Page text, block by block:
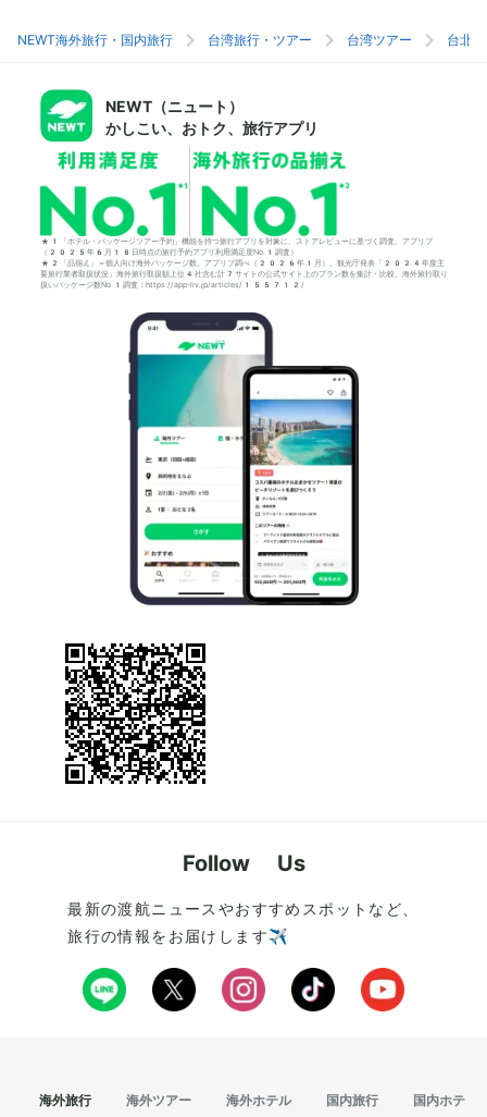
NEWT海外旅行・国内旅行 台湾旅行・ツアー 台湾ツアー 台北
NEWT（ニュート）
かしこい、おトク、旅行アプリ
*1「ホテル・パッケージツアー予約」機能を持つ旅行アプリを対象に、ストアレビューに基づく調査。アプリブ
（2025年6月18日時点の旅行予約アプリ利用満足度No.1調査）
*2「品揃え」＝個人向け海外パッケージ数。アプリブ調べ（2026年1月）。観光庁発表「2024年度主
要旅行業者取扱状況」海外旅行取扱額上位4社含む計7サイトの公式サイト上のプラン数を集計・比較。海外旅行取り
扱いパッケージ数No.1調査：https://app-liv.jp/articles/155712/
Follow Us
最新の渡航ニュースやおすすめスポットなど、
旅行の情報をお届けします✈️
海外旅行 海外ツアー 海外ホテル 国内旅行 国内ホテル